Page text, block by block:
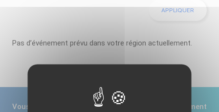
Pas d’événement prévu dans votre région actuellement.
Vous souhaitez nous informer d’un prochain événement